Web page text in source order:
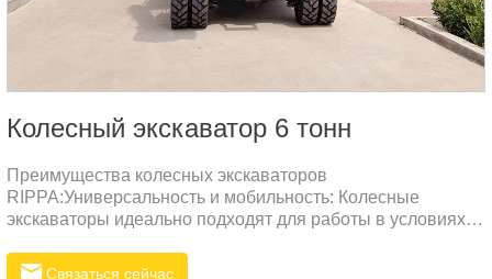
Колесный экскаватор 6 тонн
Преимущества колесных экскаваторов
RIPPA:Универсальность и мобильность: Колесные
экскаваторы идеально подходят для работы в условиях
маневренность и быстрая транспортировка между
Связаться сейчас